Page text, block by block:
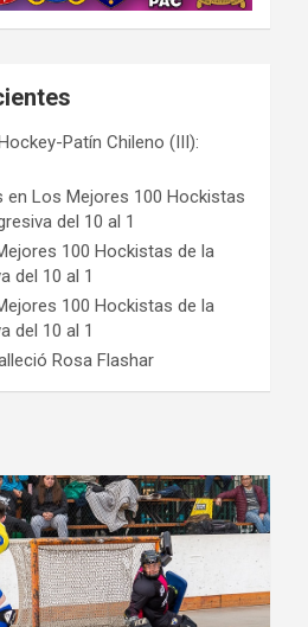
Patín Chileno (III):
enLos Mejores 100 Hockistas
del 10 al 1
100 Hockistas de la
del 10 al 1
100 Hockistas de la
del 10 al 1
Rosa Flashar